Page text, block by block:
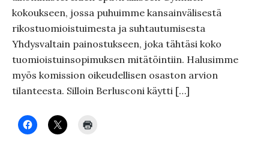
kokoukseen, jossa puhuimme kansainvälisestä
rikostuomioistuimesta ja suhtautumisesta
Yhdysvaltain painostukseen, joka tähtäsi koko
tuomioistuinsopimuksen mitätöintiin. Halusimme
myös komission oikeudellisen osaston arvion
tilanteesta. Silloin Berlusconi käytti […]